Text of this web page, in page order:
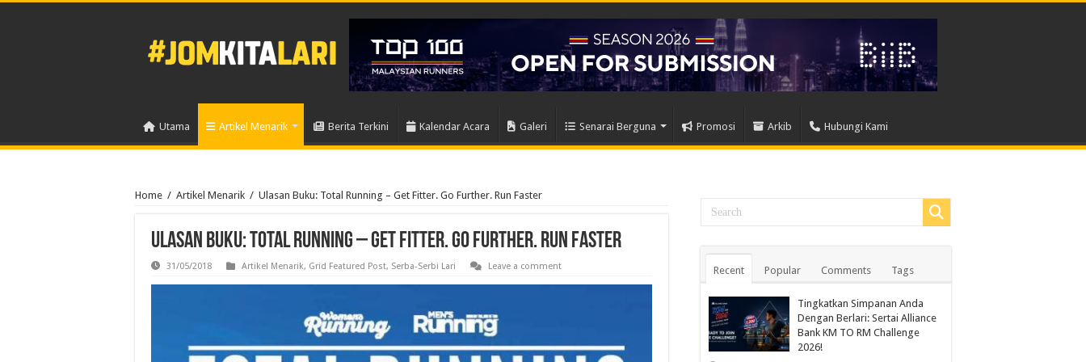
Utama Artikel Menarik Berita Terkini Kalendar Acara Galeri Senarai Berguna Promosi Arkib Hubungi Kami
Home / Artikel Menarik / Ulasan Buku: Total Running – Get Fitter. Go Further. Run Faster
Ulasan Buku: Total Running – Get Fitter. Go Further. Run Faster
31/05/2018 Artikel Menarik, Grid Featured Post, Serba-Serbi Lari Leave a comment Recent Popular Comments Tags
Tingkatkan Simpanan Anda
Dengan Berlari: Sertai Alliance
Bank KM TO RM Challenge
2026!